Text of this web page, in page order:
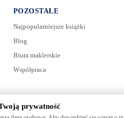
POZOSTAŁE
Najpopularniejsze książki
Blog
Biura maklerskie
Współpraca
prywatność